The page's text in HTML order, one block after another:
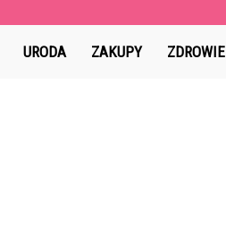
URODA ZAKUPY ZDROWIE